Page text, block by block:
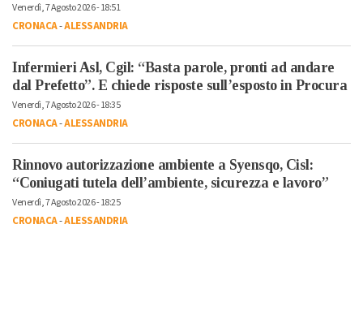
Venerdì, 7 Agosto 2026 - 18:51
CRONACA-ALESSANDRIA
Infermieri Asl, Cgil: “Basta parole, pronti ad andare
dal Prefetto”. E chiede risposte sull’esposto in Procura
Venerdì, 7 Agosto 2026 - 18:35
CRONACA-ALESSANDRIA
Rinnovo autorizzazione ambiente a Syensqo, Cisl:
“Coniugati tutela dell’ambiente, sicurezza e lavoro”
Venerdì, 7 Agosto 2026 - 18:25
CRONACA-ALESSANDRIA